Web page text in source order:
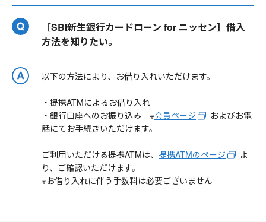
［SBI新生銀行カードローン for ニッセン］借入
方法を知りたい。
以下の方法により、お借り入れいただけます。
・提携ATMによるお借り入れ
・銀行口座へのお振り込み ※会員ページ
およびお電
話にてお手続きいただけます。
ご利用いただける提携ATMは、 提携ATMのページ
よ
り、ご確認いただけます。
※お借り入れに伴う手数料は必要ございません